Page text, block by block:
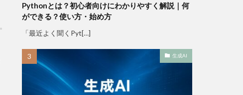
Pythonとは？初心者向けにわかりやすく解説｜何
ができる？使い方・始め方
「最近よく聞くPyt[…]
生成AI